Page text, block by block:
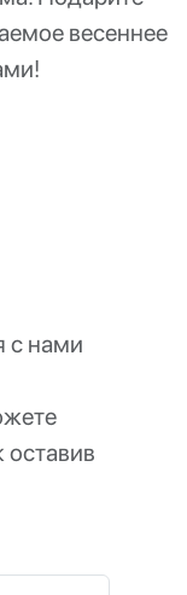
весеннее
с нами
оставив